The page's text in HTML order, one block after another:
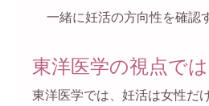
一緒に妊活の方向性を確認
東洋医学の視点では
東洋医学では、妊活は女性だ